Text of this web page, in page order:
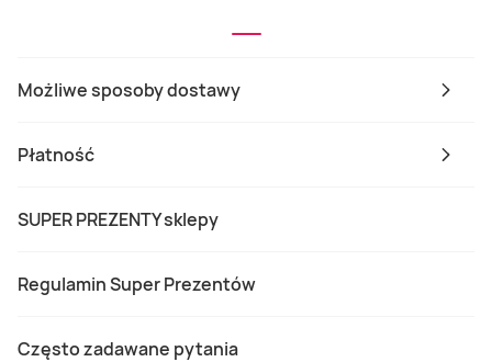
Możliwe sposoby dostawy
Płatność
SUPER PREZENTY sklepy
Regulamin Super Prezentów
Często zadawane pytania